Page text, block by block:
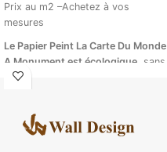
Prix au m2 –Achetez à vos
mesures
Le Papier Peint La Carte Du Monde
A Monument est écologique , sans
PVC, résistant aux UV, très grande
ne génère aucun reflet avec les